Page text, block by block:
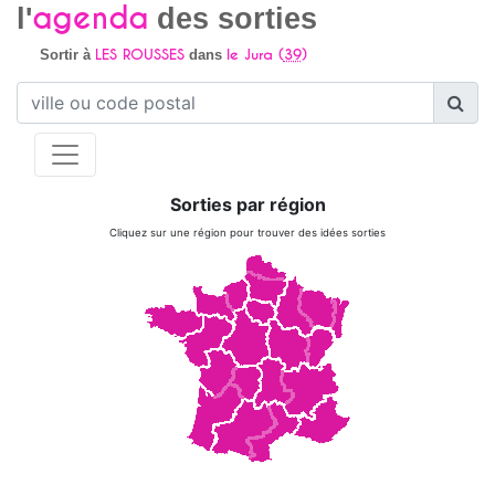
l'agenda des sorties
Sortir à LES ROUSSESdans le Jura (39)
Sorties par région
Cliquez sur une région pour trouver des idées sorties